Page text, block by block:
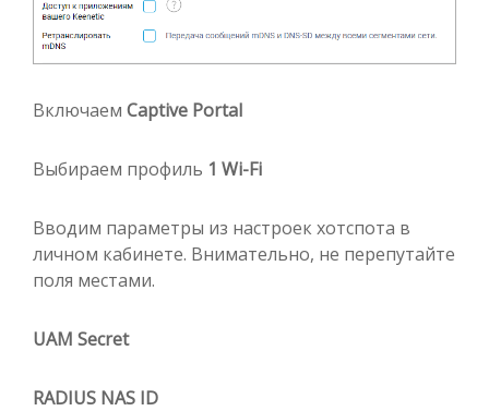
Включаем Captive Portal
Выбираем профиль 1 Wi-Fi
Вводим параметры из настроек хотспота в
личном кабинете. Внимательно, не перепутайте
поля местами.
UAM Secret
RADIUS NAS ID